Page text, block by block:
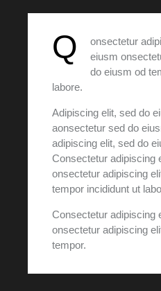
Q
onsectetur
eiusm
do eiusm od
labore.
Adipiscing elit, sed do
aonsectetur sed do
adipiscing elit, sed do
Consectetur adipiscing
onsectetur adipiscing
tempor incididunt ut
Consectetur adipiscing
onsectetur adipiscing
tempor.